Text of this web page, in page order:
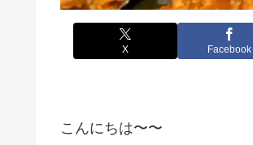
X Facebook
こんにちは〜〜